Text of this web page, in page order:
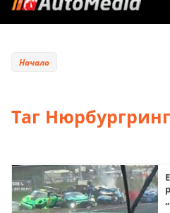
Начало
Таг Нюрбургринг